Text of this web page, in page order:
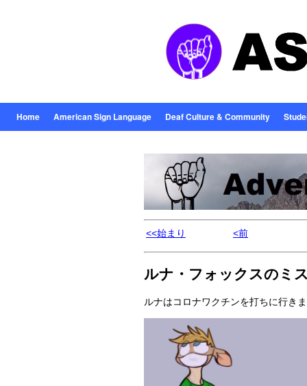
Home American Sign Language Deaf Culture & Community
<<始まり <前
ルナ・フォックスのミ
ルナはコロナワクチンを打ちに行き